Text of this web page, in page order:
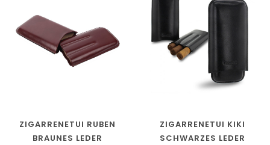
ZIGARRENETUI RUBEN
BRAUNES LEDER
ZIGARRENETUI KIKI
SCHWARZES LEDER